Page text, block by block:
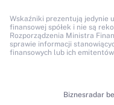
Wskaźniki prezentują jedynie
finansowej spółek i nie są
Rozporządzenia Ministra
sprawie informacji
finansowych lub ich emitentów
Biznesradar